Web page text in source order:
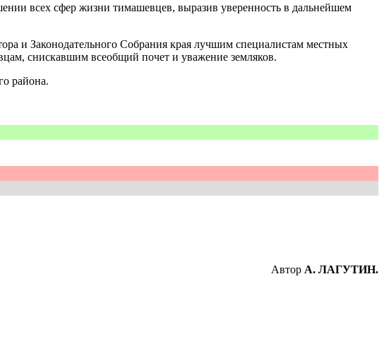
всех сфер жизни тимашевцев, выразив уверенность в дальнейшем
и Законодательного Собрания края лучшим специалистам местных
снискавшим всеобщий почет и уважение земляков.
района.
Автор А. ЛАГУТИН.